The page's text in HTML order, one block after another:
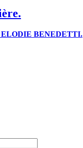
BENEDETTI.